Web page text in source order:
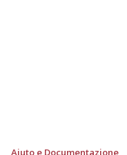
Aiuto e Documentazione